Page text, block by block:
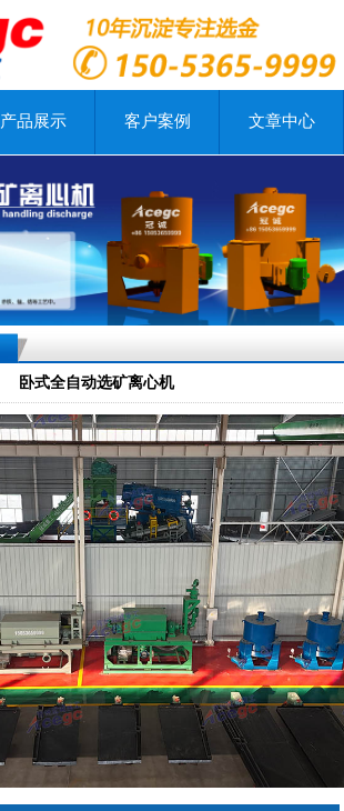
产品展示 客户案例 文章中心
卧式全自动选矿离心机